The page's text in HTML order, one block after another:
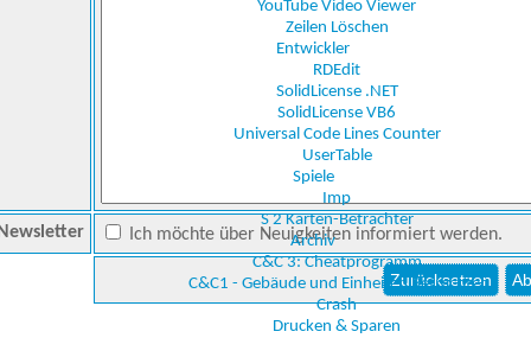
YouTube Video Viewer
Zeilen Löschen
Entwickler
RDEdit
SolidLicense .NET
SolidLicense VB6
Universal Code Lines Counter
UserTable
Spiele
Imp
S 2 Karten-Betrachter
Archiv
C&C 3: Cheatprogramm
C&C1 - Gebäude und Einheiten Betrachter
Crash
Drucken & Sparen
Newsletter Ich möchte über Neuigkeiten informiert werden.